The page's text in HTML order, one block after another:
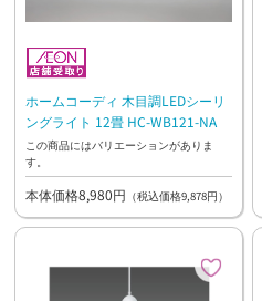
ホームコーディ 木目調LEDシーリ
ングライト 12畳 HC-WB121-NA
この商品にはバリエーションがありま
す。
本体価格8,980円 （税込価格9,878円）